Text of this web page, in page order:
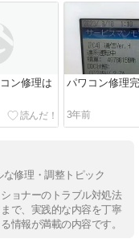
ン修理は
パワコン修理
3年前
修理・調整トピック
ョナーのトラブル対処法
で、実践的な内容を丁寧
情報が満載の内容です。